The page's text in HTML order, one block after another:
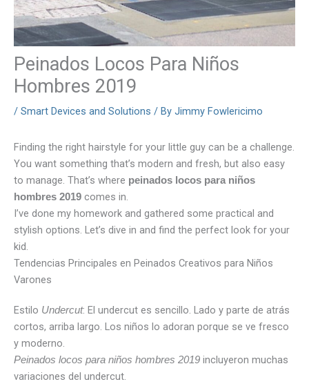
Peinados Locos Para Niños
Hombres 2019
/ Smart Devices and Solutions / By Jimmy Fowlericimo
Finding the right hairstyle for your little guy can be a challenge.
You want something that’s modern and fresh, but also easy
to manage. That’s where peinados locos para niños
hombres 2019 comes in.
I’ve done my homework and gathered some practical and
stylish options. Let’s dive in and find the perfect look for your
kid.
Tendencias Principales en Peinados Creativos para Niños
Varones
Estilo Undercut: El undercut es sencillo. Lado y parte de atrás
cortos, arriba largo. Los niños lo adoran porque se ve fresco
y moderno.
Peinados locos para niños hombres 2019 incluyeron muchas
variaciones del undercut.